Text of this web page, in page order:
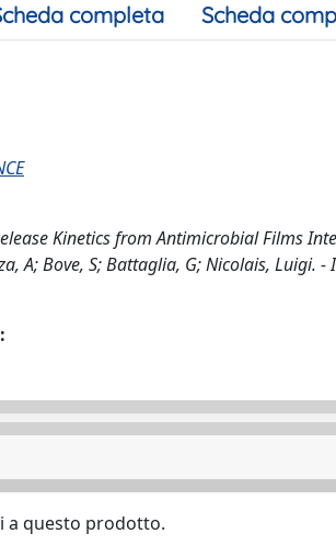
completa Scheda
Kinetics from Antimicrobial Films
A; Bove, S; Battaglia, G; Nicolais, Luigi. -
a questo prodotto.